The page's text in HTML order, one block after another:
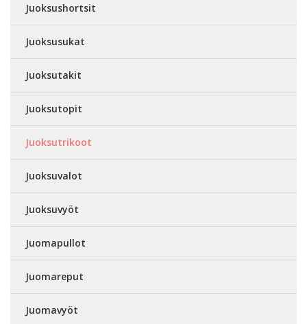
Juoksushortsit
Juoksusukat
Juoksutakit
Juoksutopit
Juoksutrikoot
Juoksuvalot
Juoksuvyöt
Juomapullot
Juomareput
Juomavyöt